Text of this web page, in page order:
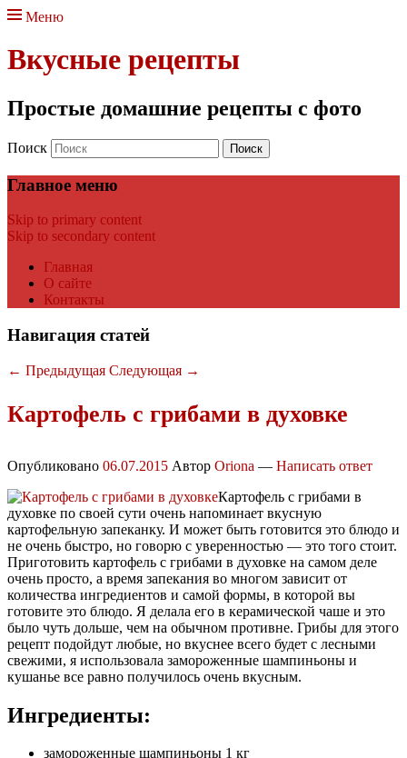
Меню
Вкусные рецепты
Простые домашние рецепты с фото
Поиск
Главное меню
Skip to primary content
Skip to secondary content
Главная
О сайте
Контакты
Навигация статей
← Предыдущая Следующая →
Картофель с грибами в духовке
Опубликовано 06.07.2015 Автор Oriona — Написать ответ
Картофель с грибами в
духовке по своей сути очень напоминает вкусную
картофельную запеканку. И может быть готовится это блюдо и
не очень быстро, но говорю с уверенностью — это того стоит.
Приготовить картофель с грибами в духовке на самом деле
очень просто, а время запекания во многом зависит от
количества ингредиентов и самой формы, в которой вы
готовите это блюдо. Я делала его в керамической чаше и это
было чуть дольше, чем на обычном противне. Грибы для этого
рецепт подойдут любые, но вкуснее всего будет с лесными
свежими, я использовала замороженные шампиньоны и
кушанье все равно получилось очень вкусным.
Ингредиенты:
замороженные шампиньоны 1 кг